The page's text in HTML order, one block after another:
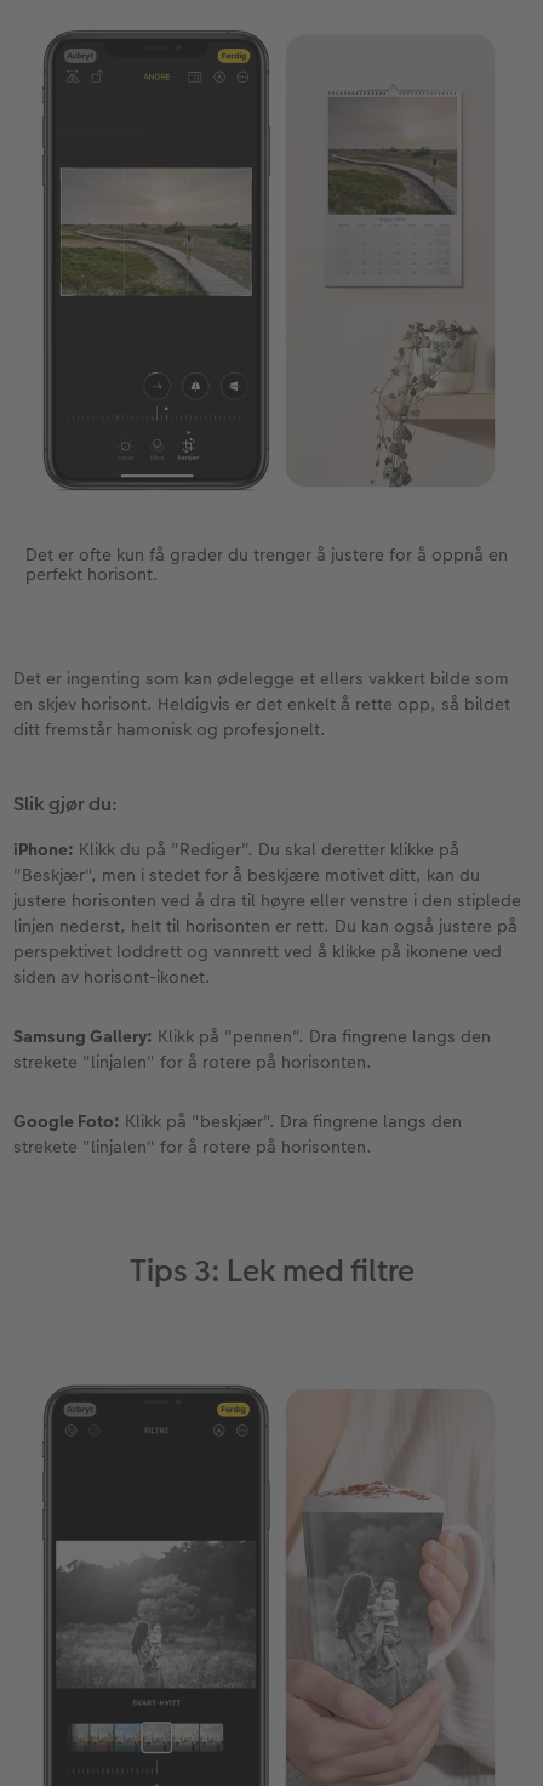
Det er ofte kun få grader du trenger å justere for å oppnå en
perfekt horisont.
Det er ingenting som kan ødelegge et ellers vakkert bilde som
en skjev horisont. Heldigvis er det enkelt å rette opp, så bildet
ditt fremstår hamonisk og profesjonelt.
Slik gjør du:
iPhone: Klikk du på "Rediger". Du skal deretter klikke på
"Beskjær", men i stedet for å beskjære motivet ditt, kan du
justere horisonten ved å dra til høyre eller venstre i den stiplede
linjen nederst, helt til horisonten er rett. Du kan også justere på
perspektivet loddrett og vannrett ved å klikke på ikonene ved
siden av horisont-ikonet.
Samsung Gallery: Klikk på "pennen". Dra fingrene langs den
strekete "linjalen" for å rotere på horisonten.
Google Foto: Klikk på "beskjær". Dra fingrene langs den
strekete "linjalen" for å rotere på horisonten.
Tips 3: Lek med filtre